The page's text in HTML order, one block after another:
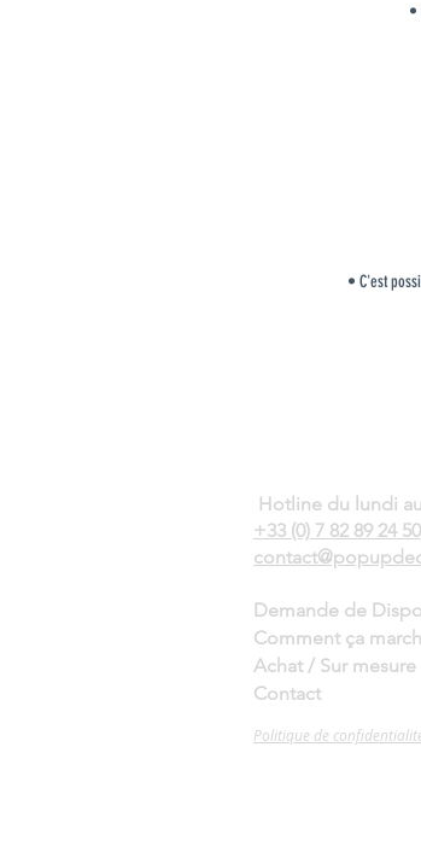
•
• C'est
Hotline du lundi
+33 (0) 7 82 89 24 50
Demande de
Comment ça
Achat / Sur mesure
Contact
Politique de